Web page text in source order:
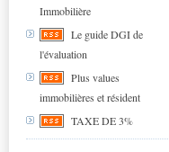
Immobilière
Le guide DGI de
l'évaluation
Plus values
immobilières et résident
TAXE DE 3%